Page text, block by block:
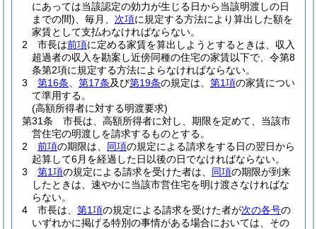
にあっては当該認定の効力が生じる日から当該明渡しの日
までの間) 、毎月、 次項に規定する方法により算出した額を
家賃として支払わなければならない。
2
市長は前項に定める家賃を算出しようとするときは、収入
超過者の収入を勘案し近傍同種の住宅の家賃以下で、令第8
条第2項に規定する方法によらなければならない。
3
第16条 第17条及び第19条の規定は、 第1項の家賃につい
て準用する。
(高額所得者に対する明渡要求)
第31条
市長は、高額所得者に対し、期限を定めて、当該市
営住宅の明渡しを請求するものとする。
2
前項の期限は、 同項の規定による請求をする日の翌日から
起算して6月を経過した日以後の日でなければならない。
3
第1項の規定による請求を受けた者は、 同項の期限が到来
したときは、速やかに当該市営住宅を明け渡さなければな
らない。
4
市長は、 第1項の規定による請求を受けた者が次の各号の
いずれかに掲げる特別の事情がある場合においては、その